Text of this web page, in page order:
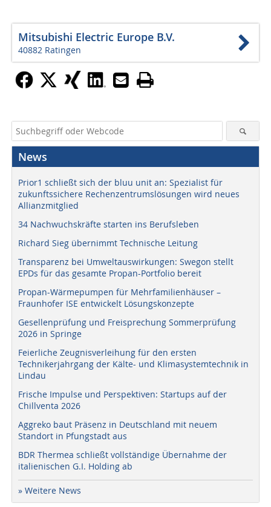
Mitsubishi Electric Europe B.V.
40882 Ratingen
News
Prior1 schließt sich der bluu unit an: Spezialist für
zukunftssichere Rechenzentrumslösungen wird neues
Allianzmitglied
34 Nachwuchskräfte starten ins Berufsleben
Richard Sieg übernimmt Technische Leitung
Transparenz bei Umweltauswirkungen: Swegon stellt
EPDs für das gesamte Propan-Portfolio bereit
Propan-Wärmepumpen für Mehrfamilienhäuser –
Fraunhofer ISE entwickelt Lösungskonzepte
Gesellenprüfung und Freisprechung Sommerprüfung
2026 in Springe
Feierliche Zeugnisverleihung für den ersten
Technikerjahrgang der Kälte- und Klimasystemtechnik in
Lindau
Frische Impulse und Perspektiven: Startups auf der
Chillventa 2026
Aggreko baut Präsenz in Deutschland mit neuem
Standort in Pfungstadt aus
BDR Thermea schließt vollständige Übernahme der
italienischen G.I. Holding ab
» Weitere News